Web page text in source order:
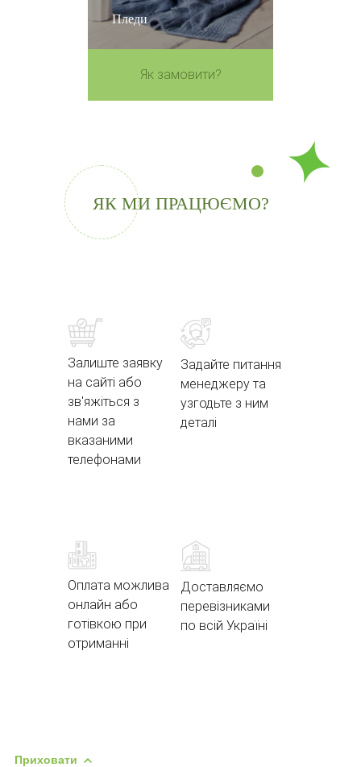
Пледи
Як замовити?
ЯК МИ ПРАЦЮЄМО?
Залиште заявку
на сайті або
зв'яжіться з
нами за
вказаними
телефонами
Задайте питання
менеджеру та
узгодьте з ним
деталі
Оплата можлива
онлайн або
готівкою при
отриманні
Доставляємо
перевізниками
по всій Україні
Приховати